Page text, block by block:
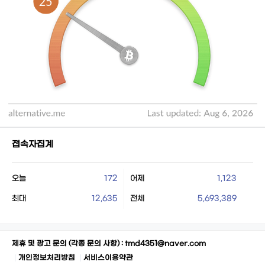
접속자집계
오늘 172 어제 1,123
최대 12,635 전체 5,693,389
제휴 및 광고 문의 (각종 문의 사항) : tmd4351@naver.com
개인정보처리방침
서비스이용약관